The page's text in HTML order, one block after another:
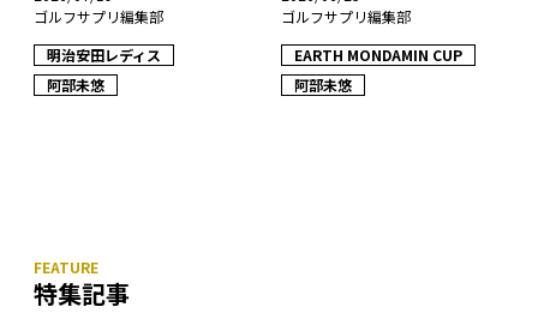
ゴルフサプリ編集部
明治安田レディス
阿部未悠
ゴルフサプリ編集部
EARTH MONDAMIN CUP
阿部未悠
特集記事